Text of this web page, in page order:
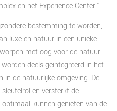
en het Experience Center.”
bestemming te worden,
luxe en natuur in een unieke
met oog voor de natuur
deels geïntegreerd in het
in de natuurlijke omgeving. De
en versterkt de
kunnen genieten van de